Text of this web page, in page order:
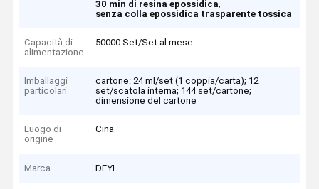
30 min di resina epossidica,
senza colla epossidica trasparente tossica
Capacità di
alimentazione
50000 Set/Set al mese
Imballaggi
particolari
cartone: 24 ml/set (1 coppia/carta); 12
set/scatola interna; 144 set/cartone;
dimensione del cartone
Luogo di
origine
Cina
Marca DEYI